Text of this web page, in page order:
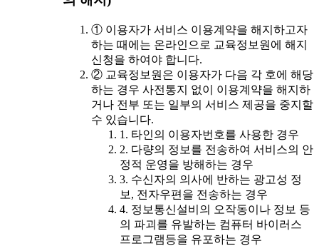
① 이용자가 서비스 이용계약을 해지하고자
하는 때에는 온라인으로 교육정보원에 해지
신청을 하여야 합니다.
② 교육정보원은 이용자가 다음 각 호에 해당
하는 경우 사전통지 없이 이용계약을 해지하
거나 전부 또는 일부의 서비스 제공을 중지할
수 있습니다.
1. 타인의 이용자번호를 사용한 경우
2. 다량의 정보를 전송하여 서비스의 안
정적 운영을 방해하는 경우
3. 수신자의 의사에 반하는 광고성 정
보, 전자우편을 전송하는 경우
4. 정보통신설비의 오작동이나 정보 등
의 파괴를 유발하는 컴퓨터 바이러스
프로그램등을 유포하는 경우